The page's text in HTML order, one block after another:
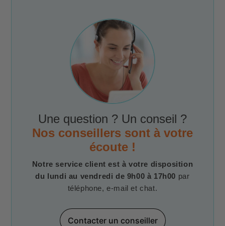
Une question ? Un conseil ?
Nos conseillers sont à votre
écoute !
Notre service client est à votre disposition
du lundi au vendredi de 9h00 à 17h00 par
téléphone, e-mail et chat.
Contacter un conseiller